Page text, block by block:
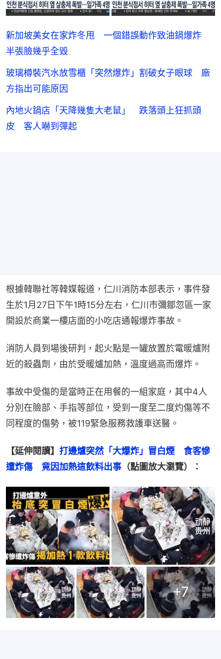
新加坡美女在家炸冬甩 一個錯誤動作致油鍋爆炸
半張臉幾乎全毀
玻璃樽裝汽水放雪櫃「突然爆炸」割破女子眼球 廠
方指出可能原因
內地火鍋店「天降幾隻大老鼠」 跌落頭上狂抓頭
皮 客人嚇到彈起
根據韓聯社等韓媒報道，仁川消防本部表示，事件發
生於1月27日下午1時15分左右，仁川市彌鄒忽區一家
開設於商業一樓店面的小吃店通報爆炸事故。
消防人員到場後研判，起火點是一罐放置於電暖爐附
近的殺蟲劑，由於受暖爐加熱，溫度過高而爆炸。
事故中受傷的是當時正在用餐的一組家庭，其中4人
分別在臉部、手指等部位，受到一度至二度灼傷等不
同程度的傷勢，被119緊急服務救護車送醫。
【延伸閱讀】 打邊爐突然「大爆炸」冒白煙　食客慘
遭炸傷　竟因加熱這飲料出事 （點圖放大瀏覽）：
+7